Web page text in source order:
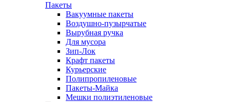
Пакеты
Вакуумные пакеты
Воздушно-пузырчатые
Вырубная ручка
Для мусора
Зип-Лок
Крафт пакеты
Курьерские
Полипропиленовые
Пакеты-Майка
Мешки полиэтиленовые